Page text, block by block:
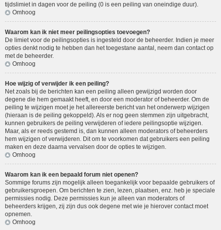
tijdslimiet in dagen voor de peiling (0 is een peiling van oneindige duur).
Omhoog
Waarom kan ik niet meer peilingsopties toevoegen?
De limiet voor de peilingsopties is ingesteld door de beheerder. Indien je meer
opties denkt nodig te hebben dan het toegestane aantal, neem dan contact op
met de beheerder.
Omhoog
Hoe wijzig of verwijder ik een peiling?
Net zoals bij de berichten kan een peiling alleen gewijzigd worden door
degene die hem gemaakt heeft, en door een moderator of beheerder. Om de
peiling te wijzigen moet je het allereerste bericht van het onderwerp wijzigen
(hieraan is de peiling gekoppeld). Als er nog geen stemmen zijn uitgebracht,
kunnen gebruikers de peiling verwijderen of iedere peilingsoptie wijzigen.
Maar, als er reeds gestemd is, dan kunnen alleen moderators of beheerders
hem wijzigen of verwijderen. Dit om te voorkomen dat gebruikers een peiling
maken en deze daarna vervalsen door de opties te wijzigen.
Omhoog
Waarom kan ik een bepaald forum niet openen?
Sommige forums zijn mogelijk alleen toegankelijk voor bepaalde gebruikers of
gebruikersgroepen. Om berichten te zien, lezen, plaatsen, enz. heb je speciale
permissies nodig. Deze permissies kun je alleen van moderators of
beheerders krijgen, zij zijn dus ook degene met wie je hierover contact moet
opnemen.
Omhoog